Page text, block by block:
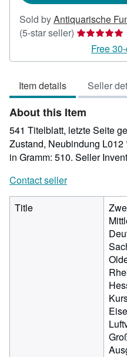
Sold byAntiquarische
(5-star seller) Seller
rating
5
5
stars
Free
Item details Seller
About this Item
541 Titelblatt, letzte Seite
Zustand, Neubindung
in Gramm: 510. Seller
Contact seller
Title